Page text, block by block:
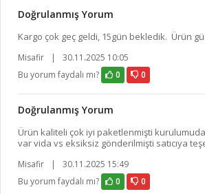
Doğrulanmış Yorum
Kargo çok geç geldi, 15gün bekledik. Ürün
Misafir |
30.11.2025 10:05
Bu yorum faydalı mı?
0 0
Doğrulanmış Yorum
Ürün kaliteli çok iyi paketlenmişti
var vida vs eksiksiz gönderilmişti satıcıya
Misafir |
30.11.2025 15:49
Bu yorum faydalı mı?
0 0